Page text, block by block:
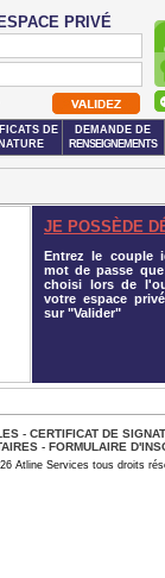
PRIVÉ
DE
DEMANDE DE
RENSEIGNEMENTS
JE POSSÈDE
Entrez le couple
mot de passe
choisi lors de
votre espace
sur "Valider"
- CERTIFICAT DE
- FORMULAIRE
Atline Services tous droits